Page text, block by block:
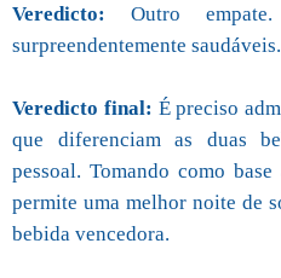
Veredicto:
Outro
surpreendentemente saudáveis.
Veredicto final: É preciso
que diferenciam as duas
pessoal. Tomando como
permite uma melhor noite de
bebida vencedora.